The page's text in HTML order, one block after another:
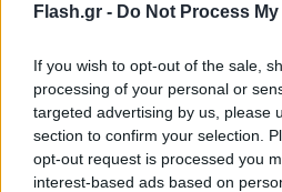
Flash.gr - Do Not Process
If you wish to opt-out of the sale,
processing of your personal or
targeted advertising by us, please
section to confirm your selection.
opt-out request is processed you
interest-based ads based on